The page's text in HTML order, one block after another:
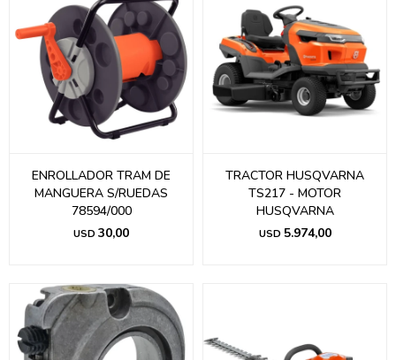
ENROLLADOR TRAM DE
MANGUERA S/RUEDAS
78594/000
USD 30,00
TRACTOR HUSQVARNA
TS217 - MOTOR
HUSQVARNA
USD 5.974,00